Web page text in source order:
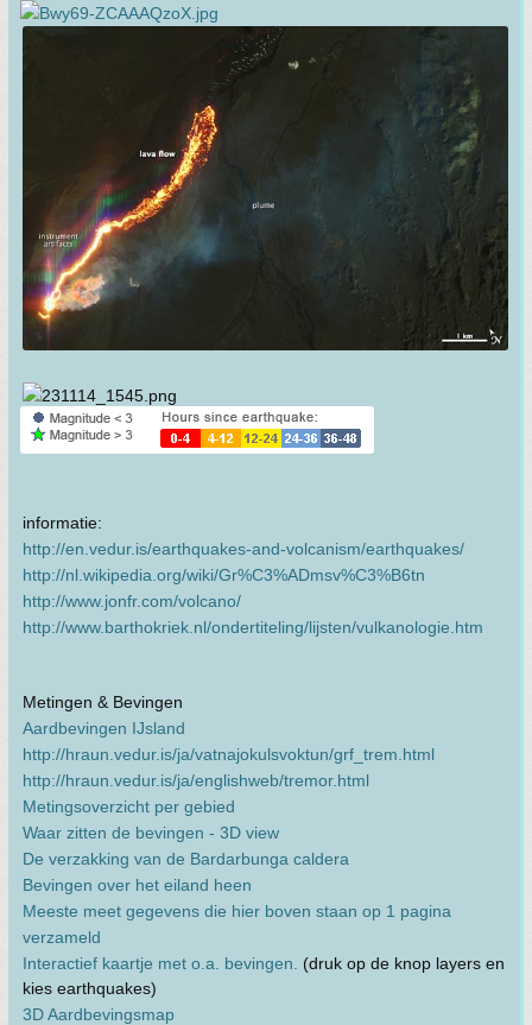
informatie:
http://en.vedur.is/earthquakes-and-volcanism/earthquakes/
http://nl.wikipedia.org/wiki/Gr%C3%ADmsv%C3%B6tn
http://www.jonfr.com/volcano/
http://www.barthokriek.nl/ondertiteling/lijsten/vulkanologie.htm
Metingen & Bevingen
Aardbevingen IJsland
http://hraun.vedur.is/ja/vatnajokulsvoktun/grf_trem.html
http://hraun.vedur.is/ja/englishweb/tremor.html
Metingsoverzicht per gebied
Waar zitten de bevingen - 3D view
De verzakking van de Bardarbunga caldera
Bevingen over het eiland heen
Meeste meet gegevens die hier boven staan op 1 pagina
verzameld
Interactief kaartje met o.a. bevingen.
(druk op de knop layers en
kies earthquakes)
3D Aardbevingsmap